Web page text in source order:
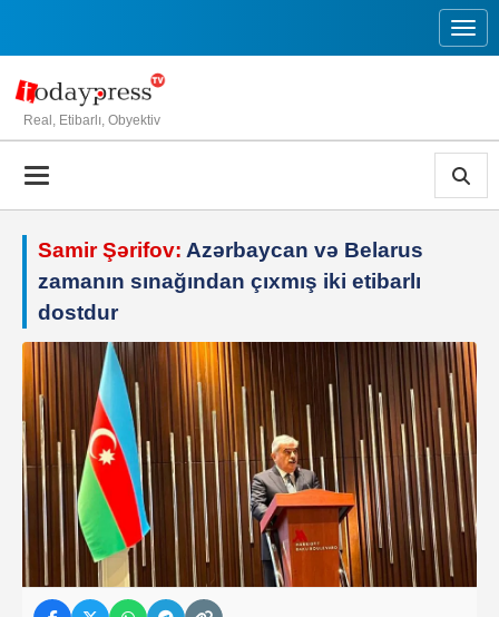
Real, Etibarlı, Obyektiv
Samir Şərifov: Azərbaycan və Belarus
zamanın sınağından çıxmış iki etibarlı
dostdur